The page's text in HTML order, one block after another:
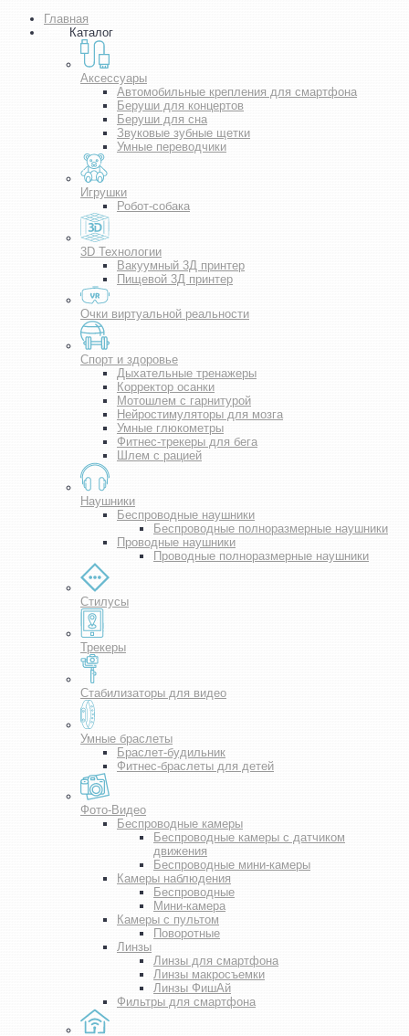
Главная
Каталог
Аксессуары
Автомобильные крепления для смартфона
Беруши для концертов
Беруши для сна
Звуковые зубные щетки
Умные переводчики
Игрушки
Робот-собака
3D Технологии
Вакуумный 3Д принтер
Пищевой 3Д принтер
Очки виртуальной реальности
Спорт и здоровье
Дыхательные тренажеры
Корректор осанки
Мотошлем с гарнитурой
Нейростимуляторы для мозга
Умные глюкометры
Фитнес-трекеры для бега
Шлем с рацией
Наушники
Беспроводные наушники
Беспроводные полноразмерные наушники
Проводные наушники
Проводные полноразмерные наушники
Стилусы
Трекеры
Стабилизаторы для видео
Умные браслеты
Браслет-будильник
Фитнес-браслеты для детей
Фото-Видео
Беспроводные камеры
Беспроводные камеры с датчиком
движения
Беспроводные мини-камеры
Камеры наблюдения
Беспроводные
Мини-камера
Камеры с пультом
Поворотные
Линзы
Линзы для смартфона
Линзы макросъемки
Линзы ФишАй
Фильтры для смартфона